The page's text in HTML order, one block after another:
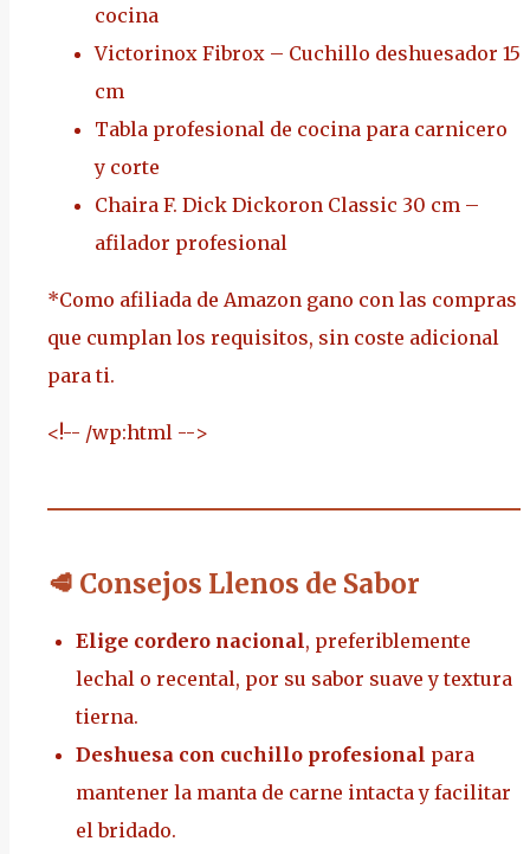
cocina
Victorinox Fibrox – Cuchillo deshuesador 15
cm
Tabla profesional de cocina para carnicero
y corte
Chaira F. Dick Dickoron Classic 30 cm –
afilador profesional
*Como afiliada de Amazon gano con las compras
que cumplan los requisitos, sin coste adicional
para ti.
<!-- /wp:html -->
🥩 Consejos Llenos de Sabor
Elige cordero nacional, preferiblemente
lechal o recental, por su sabor suave y textura
tierna.
Deshuesa con cuchillo profesional para
mantener la manta de carne intacta y facilitar
el bridado.